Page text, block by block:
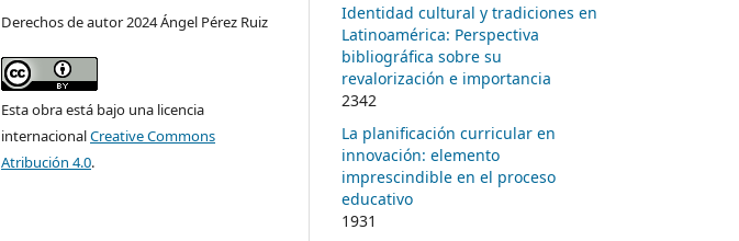
Derechos de autor 2024 Ángel Pérez Ruiz
Esta obra está bajo una licencia
internacionalCreative Commons
Atribución 4.0.
Identidad cultural y tradiciones en
Latinoamérica: Perspectiva
bibliográfica sobre su
revalorización e importancia
2342
La planificación curricular en
innovación: elemento
imprescindible en el proceso
educativo
1931